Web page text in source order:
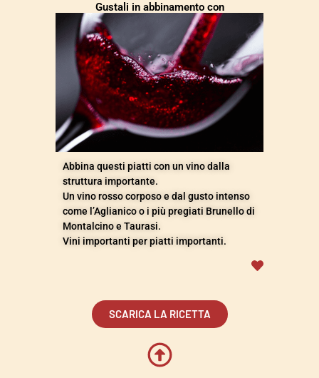
Gustali in abbinamento con
Abbina questi piatti con un vino dalla
struttura importante.
Un vino rosso corposo e dal gusto intenso
come l’Aglianico o i più pregiati Brunello di
Montalcino e Taurasi.
Vini importanti per piatti importanti.
SCARICA LA RICETTA